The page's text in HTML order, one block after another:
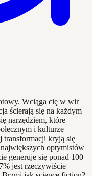
Wciąga cię w wir
ścierają się na każdym
narzędziem, które
i kulturze
transformacji kryją się
optymistów
generuje się ponad 100
jest rzeczywiście